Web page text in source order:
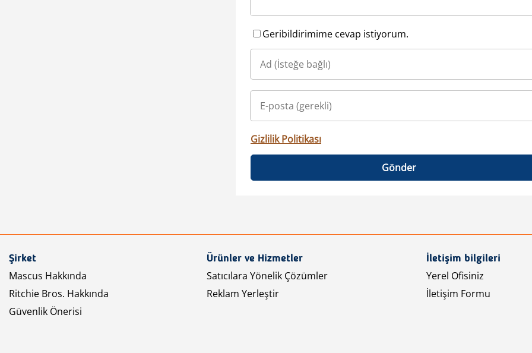
Geribildirimime cevap istiyorum.
Gizlilik Politikası
Gönder
Şirket
Mascus Hakkında
Ritchie Bros. Hakkında
Güvenlik Önerisi
Ürünler ve Hizmetler
Satıcılara Yönelik Çözümler
Reklam Yerleştir
İletişim bilgileri
Yerel Ofisiniz
İletişim Formu